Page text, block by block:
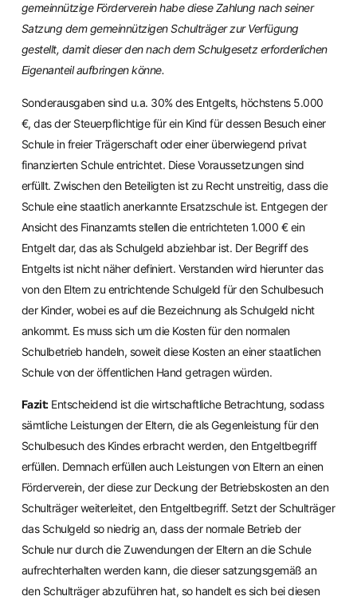
gemeinnützige Förderverein habe diese Zahlung nach seiner
Satzung dem gemeinnützigen Schulträger zur Verfügung
gestellt, damit dieser den nach dem Schulgesetz erforderlichen
Eigenanteil aufbringen könne.
Sonderausgaben sind u.a. 30% des Entgelts, höchstens 5.000
€, das der Steuerpflichtige für ein Kind für dessen Besuch einer
Schule in freier Trägerschaft oder einer überwiegend privat
finanzierten Schule entrichtet. Diese Voraussetzungen sind
erfüllt. Zwischen den Beteiligten ist zu Recht unstreitig, dass die
Schule eine staatlich anerkannte Ersatzschule ist. Entgegen der
Ansicht des Finanzamts stellen die entrichteten 1.000 € ein
Entgelt dar, das als Schulgeld abziehbar ist. Der Begriff des
Entgelts ist nicht näher definiert. Verstanden wird hierunter das
von den Eltern zu entrichtende Schulgeld für den Schulbesuch
der Kinder, wobei es auf die Bezeichnung als Schulgeld nicht
ankommt. Es muss sich um die Kosten für den normalen
Schulbetrieb handeln, soweit diese Kosten an einer staatlichen
Schule von der öffentlichen Hand getragen würden.
Fazit:Entscheidend ist die wirtschaftliche Betrachtung, sodass
sämtliche Leistungen der Eltern, die als Gegenleistung für den
Schulbesuch des Kindes erbracht werden, den Entgeltbegriff
erfüllen. Demnach erfüllen auch Leistungen von Eltern an einen
Förderverein, der diese zur Deckung der Betriebskosten an den
Schulträger weiterleitet, den Entgeltbegriff. Setzt der Schulträger
das Schulgeld so niedrig an, dass der normale Betrieb der
Schule nur durch die Zuwendungen der Eltern an die Schule
aufrechterhalten werden kann, die dieser satzungsgemäß an
den Schulträger abzuführen hat, so handelt es sich bei diesen